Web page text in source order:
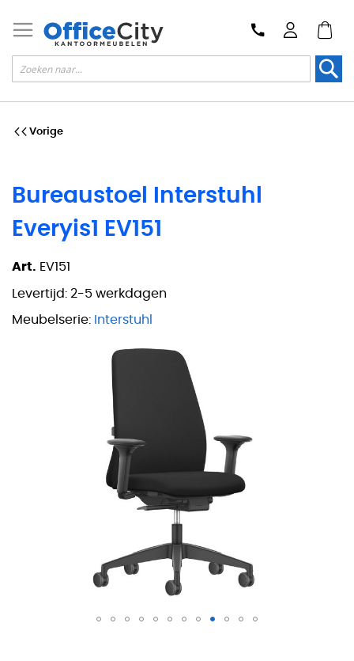
Bureaustoel Interstuhl
Everyis1 EV151
Art. EV151
Levertijd: 2-5 werkdagen
Meubelserie: Interstuhl
Bureaustoel Interstuhl Everyis1 EV151
Vorige